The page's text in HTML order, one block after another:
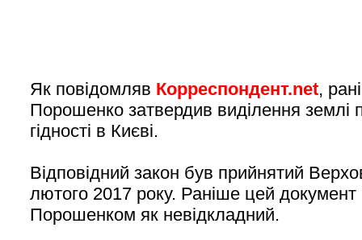
Як повідомляв Корреспондент.net,
Порошенко затвердив виділення землі
гідності в Києві.
Відповідний закон був прийнятий
лютого 2017 року. Раніше цей
Порошенком як невідкладний.